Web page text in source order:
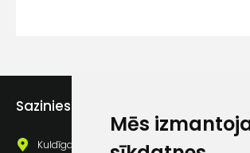
Mēs
Sazinies ar mums
Kuldīgas iela 69a, Saldus, Saldus nov., LV -